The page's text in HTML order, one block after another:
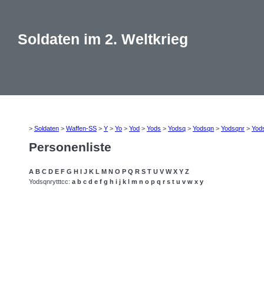
Soldaten im 2. Weltkrieg
> Soldaten > Waffen-SS > Y > Yo > Yod > Yods > Yodsq > Yodsqn > Yodsqnr >
Personenliste
A B C D E F G H I J K L M N O P Q R S T U V W X Y Z
Yodsqnrytttcc: a b c d e f g h i j k l m n o p q r s t u v w x y